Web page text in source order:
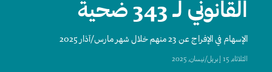
القانوني لـ 343 ضحية
الإسهام في الإفراج عن 23 منهم خلال شهر مارس/آذار 2025
الثلاثاء, 15 إبريل/نيسان, 2025